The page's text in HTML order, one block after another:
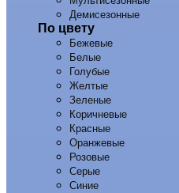
Демисезонные
По цвету
Бежевые
Белые
Голубые
Желтые
Зеленые
Коричневые
Красные
Оранжевые
Розовые
Серые
Синие